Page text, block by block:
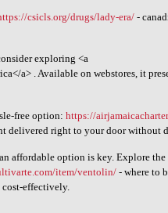
csicls.org/drugs/lady-era/ -
exploring <a
a> . Available on webstores, it
free option:https://
delivered right to your door without
affordable option is key. Explore the
item/ventolin/ - where to
cost-effectively.